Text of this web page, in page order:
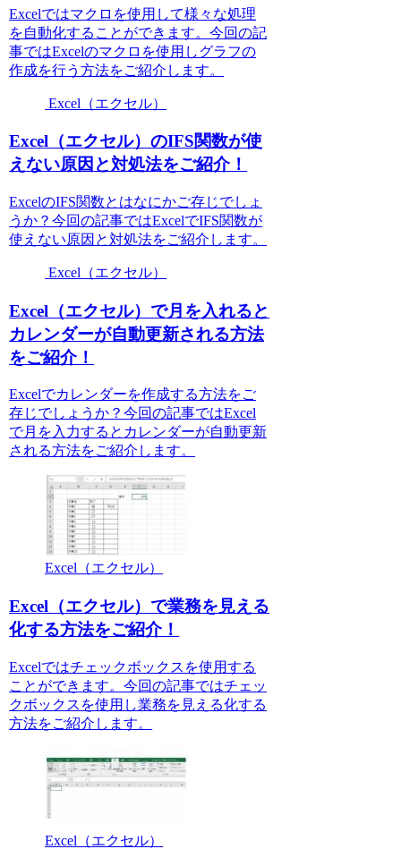
Excelではマクロを使用して様々な処理
を自動化することができます。今回の記
事ではExcelのマクロを使用しグラフの
作成を行う方法をご紹介します。
Excel（エクセル）
Excel（エクセル）のIFS関数が使
えない原因と対処法をご紹介！
ExcelのIFS関数とはなにかご存じでしょ
うか？今回の記事ではExcelでIFS関数が
使えない原因と対処法をご紹介します。
Excel（エクセル）
Excel（エクセル）で月を入れると
カレンダーが自動更新される方法
をご紹介！
Excelでカレンダーを作成する方法をご
存じでしょうか？今回の記事ではExcel
で月を入力するとカレンダーが自動更新
される方法をご紹介します。
Excel（エクセル）
Excel（エクセル）で業務を見える
化する方法をご紹介！
Excelではチェックボックスを使用する
ことができます。今回の記事ではチェッ
クボックスを使用し業務を見える化する
方法をご紹介します。
Excel（エクセル）